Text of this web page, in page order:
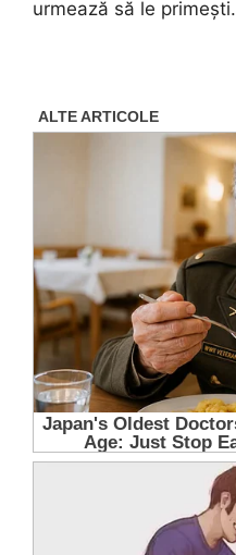
urmează să le primești.